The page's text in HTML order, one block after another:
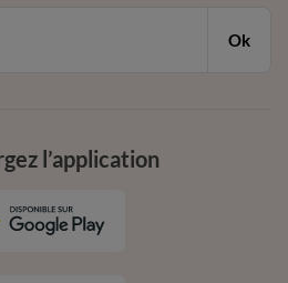
Ok
l’application